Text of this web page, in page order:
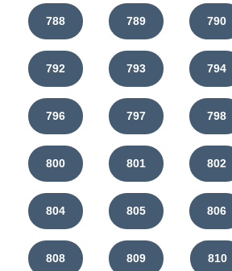
788 789 790
792 793 794
796 797 798
800 801 802
804 805 806
808 809 810